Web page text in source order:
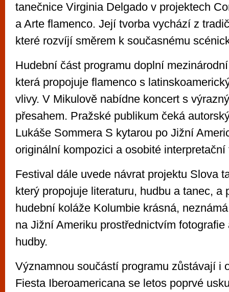
tanečnice Virginia Delgado v projektech
a Arte flamenco. Její tvorba vychází z
které rozvíjí směrem k současnému
Hudební část programu doplní
která propojuje flamenco s
vlivy. V Mikulově nabídne koncert s
přesahem. Pražské publikum čeká
Lukáše Sommera S kytarou po Jižní
originální kompozici a osobité interpretační
Festival dále uvede návrat projektu Slova
který propojuje literaturu, hudbu a tanec, a
hudební koláže Kolumbie krásná,
na Jižní Ameriku prostřednictvím
hudby.
Významnou součástí programu zůstávají i
Fiesta Iberoamericana se letos poprvé